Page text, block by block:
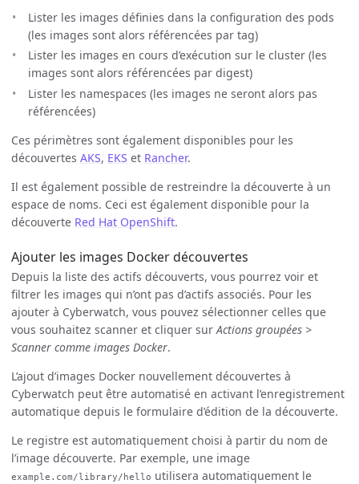
Lister les images définies dans la configuration des pods
(les images sont alors référencées par tag)
Lister les images en cours d’exécution sur le cluster (les
images sont alors référencées par digest)
Lister les namespaces (les images ne seront alors pas
référencées)
Ces périmètres sont également disponibles pour les
découvertes AKS, EKS et Rancher.
Il est également possible de restreindre la découverte à un
espace de noms. Ceci est également disponible pour la
découverte Red Hat OpenShift.
Ajouter les images Docker découvertes
Depuis la liste des actifs découverts, vous pourrez voir et
filtrer les images qui n’ont pas d’actifs associés. Pour les
ajouter à Cyberwatch, vous pouvez sélectionner celles que
vous souhaitez scanner et cliquer surActions groupées >
Scanner comme images Docker.
L’ajout d’images Docker nouvellement découvertes à
Cyberwatch peut être automatisé en activant l’enregistrement
automatique depuis le formulaire d’édition de la découverte.
Le registre est automatiquement choisi à partir du nom de
l’image découverte. Par exemple, une image
example.com/library/hello utilisera automatiquement le